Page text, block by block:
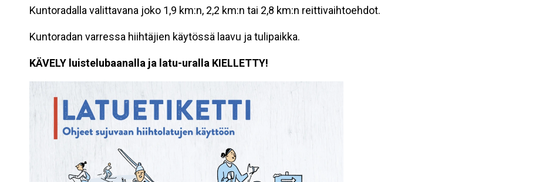
Kuntoradalla valittavana joko 1,9 km:n, 2,2 km:n tai 2,8 km:n reittivaihtoehdot.
Kuntoradan varressa hiihtäjien käytössä laavu ja tulipaikka.
KÄVELY luistelubaanalla ja latu-uralla KIELLETTY!